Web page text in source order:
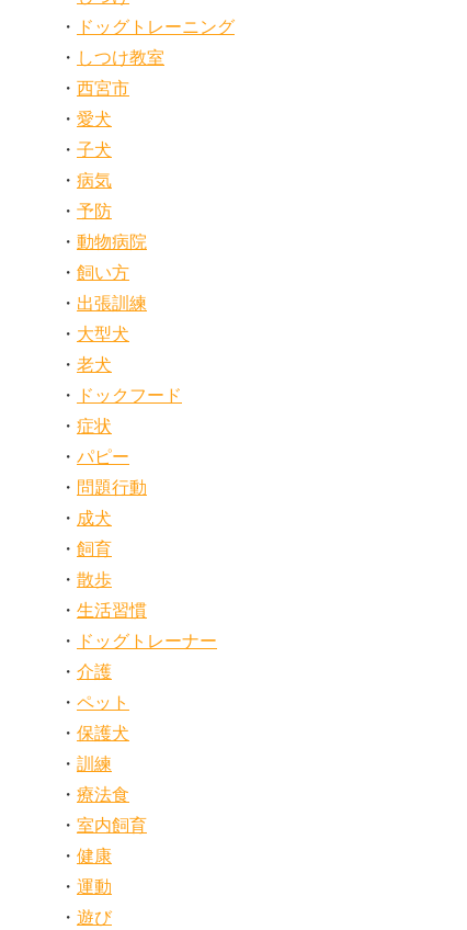
ドッグトレーニング
しつけ教室
西宮市
愛犬
子犬
病気
予防
動物病院
飼い方
出張訓練
大型犬
老犬
ドックフード
症状
パピー
問題行動
成犬
飼育
散歩
生活習慣
ドッグトレーナー
介護
ペット
保護犬
訓練
療法食
室内飼育
健康
運動
遊び